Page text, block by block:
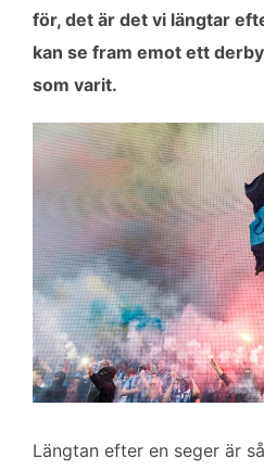
för, det är det vi längtar
kan se fram emot ett
som varit.
Längtan efter en seger är